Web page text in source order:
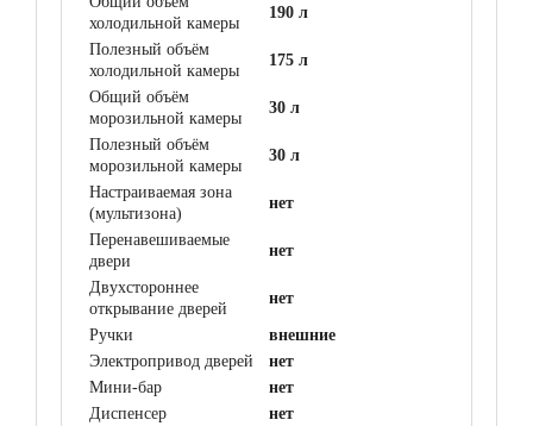
холодильной камеры
190 л
Полезный объём
холодильной камеры
175 л
Общий объём
морозильной камеры
30 л
Полезный объём
морозильной камеры
30 л
Настраиваемая зона
(мультизона)
нет
Перенавешиваемые
двери
нет
Двухстороннее
открывание дверей
нет
Ручки
внешние
Электропривод дверей
нет
Мини-бар
нет
Диспенсер
нет